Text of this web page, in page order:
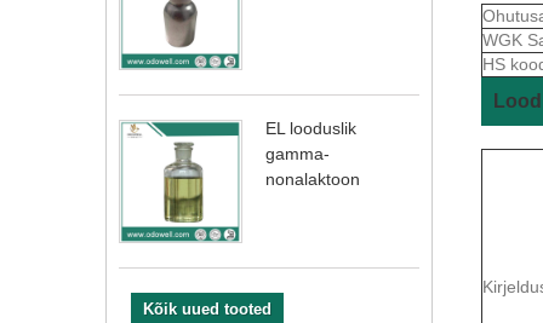
EL looduslik
gamma-
nonalaktoon
Kõik uued tooted
WGK
HS